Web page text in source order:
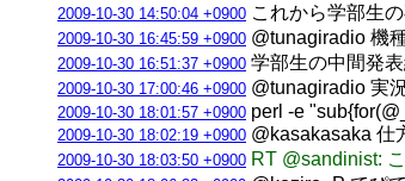
2009-10-30 14:50:04 +0900 これから学部生
2009-10-30 16:45:59 +0900 @tunagiradio 機
2009-10-30 16:51:37 +0900 学部生の中間発
2009-10-30 17:00:46 +0900 @tunagiradio 実
2009-10-30 18:01:57 +0900 perl -e
2009-10-30 18:02:19 +0900 @kasakasaka 仕
2009-10-30 18:03:50 +0900 RT @sandinist: